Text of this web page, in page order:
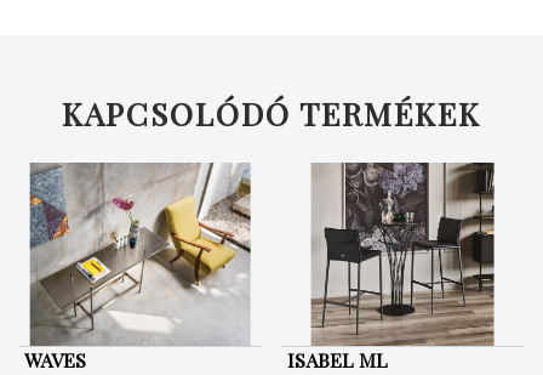
KAPCSOLÓDÓ TERMÉKEK
WAVES ISABEL ML